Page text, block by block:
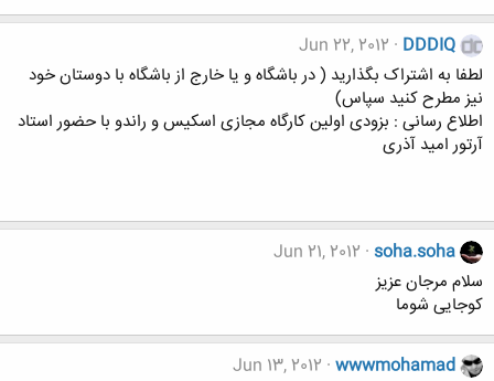
DDDIQ
Jun 22, 2012
لطفا به اشتراک بگذارید ( در باشگاه و یا خارج از باشگاه با دوستان خود
نیز مطرح کنید سپاس)
اطلاع رسانی : بزودی اولین کارگاه مجازی اسکیس و راندو با حضور استاد
آرتور امید آذری
soha.soha
Jun 21, 2012
سلام مرجان عزیز
کوجایی شوما
wwwmohamad
Jun 13, 2012